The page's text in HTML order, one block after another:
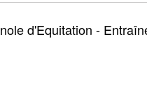
d'Equitation -